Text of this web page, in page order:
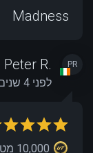
Madness
PR
Peter R.
לפני 4 שנים